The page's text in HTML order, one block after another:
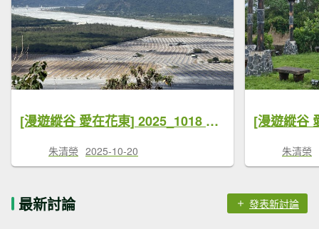
[漫遊縱谷 愛在花東] 2025_1018 米棧古道(第二回)
朱清榮 2025-10-20 朱清榮
最新討論 發表新討論